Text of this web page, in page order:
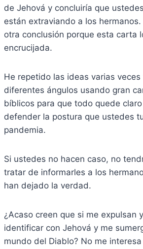
de Jehová y concluiría que
están extraviando a los
otra conclusión porque esta carta
encrucijada.
He repetido las ideas varias
diferentes ángulos usando gran
bíblicos para que todo quede
defender la postura que ustedes
pandemia.
Si ustedes no hacen caso, no
tratar de informarles a los
han dejado la verdad.
¿Acaso creen que si me expulsan
identificar con Jehová y me
mundo del Diablo? No me